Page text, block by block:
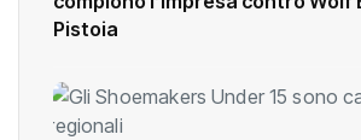
Pistoia